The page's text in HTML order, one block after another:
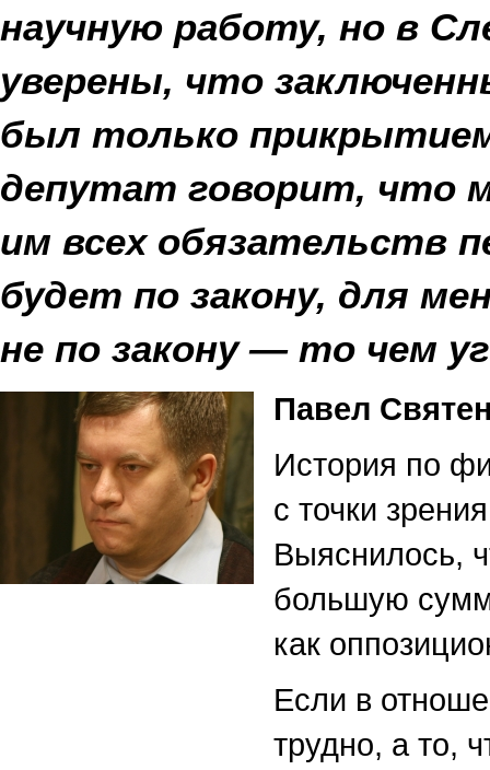
научную работу, но в
уверены, что
был только
депутат говорит, что
им всех обязательств
будет по закону, для
не по закону — то чем
Павел
История по
с точки
Выяснилось,
большую
как
Если в
трудно, а то,